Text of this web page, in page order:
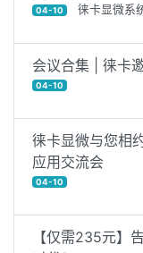
04-10 徕卡显微系
会议合集 | 徕卡
04-10
徕卡显微与您相
应用交流会
04-10
【仅需235元】